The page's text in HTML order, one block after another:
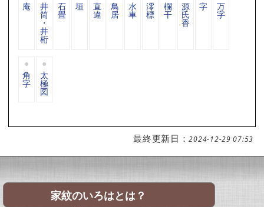
庵 井
筒
・
井
桁
石
畳
垣 直
違
鳥
居
水
車
澪
標
欄
干
源
氏
香
字 万
字
角
字
太
極
図
最終更新日：2024-12-29 07:53
家紋のいろはとは？